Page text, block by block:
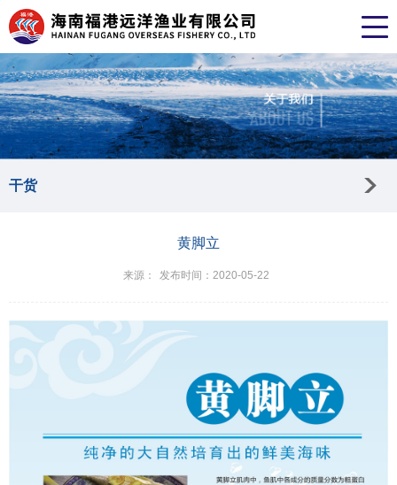
干货
黄脚立
来源： 发布时间：2020-05-22